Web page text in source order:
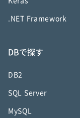
.NET Framework
DBで探す
DB2
SQL Server
MySQL